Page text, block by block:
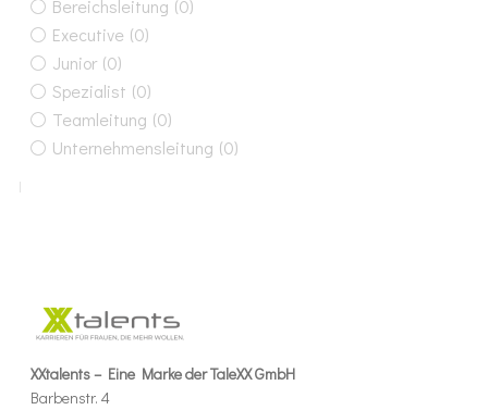
Bereichsleitung (0)
Executive (0)
Junior (0)
Spezialist (0)
Teamleitung (0)
Unternehmensleitung (0)
XXtalents – Eine Marke der TaleXX GmbH
Barbenstr. 4